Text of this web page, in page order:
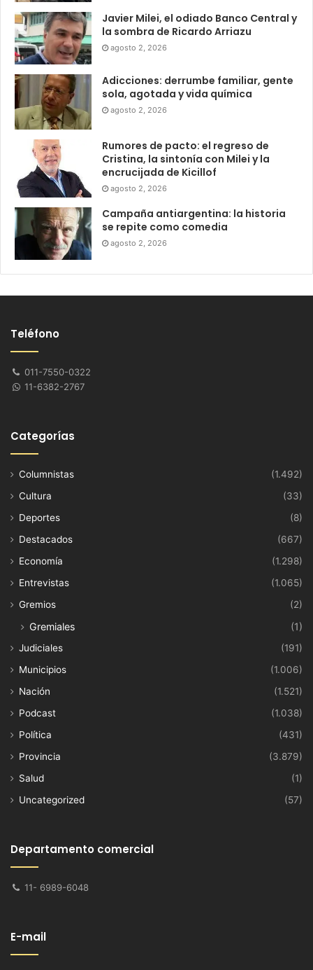
Javier Milei, el odiado Banco Central y
la sombra de Ricardo Arriazu
agosto 2, 2026
Adicciones: derrumbe familiar, gente
sola, agotada y vida química
agosto 2, 2026
Rumores de pacto: el regreso de
Cristina, la sintonía con Milei y la
encrucijada de Kicillof
agosto 2, 2026
Campaña antiargentina: la historia
se repite como comedia
agosto 2, 2026
Teléfono
011-7550-0322
11-6382-2767
Categorías
Columnistas
(1.492)
Cultura
(33)
Deportes
(8)
Destacados
(667)
Economía
(1.298)
Entrevistas
(1.065)
Gremios
(2)
Gremiales (1)
Judiciales
(191)
Municipios
(1.006)
Nación
(1.521)
Podcast
(1.038)
Política
(431)
Provincia
(3.879)
Salud
(1)
Uncategorized
(57)
Departamento comercial
11- 6989-6048
E-mail